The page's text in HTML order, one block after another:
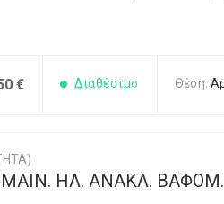
€ Διαθέσιμο Θέση:
ΗΛ. ΑΝΑΚΛ. ΒΑΦΟΜ.